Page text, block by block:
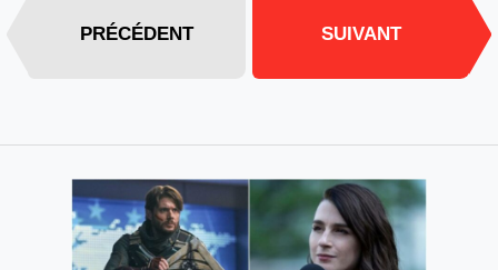
PRÉCÉDENT SUIVANT